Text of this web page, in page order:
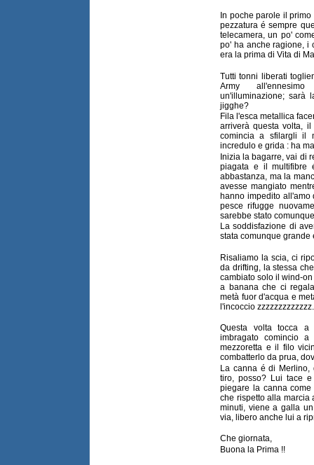
In poche parole il
pezzatura é sempre
telecamera, un po'
po' ha anche ragione, i
era la prima di Vita di
Tutti tonni liberati
Army
un'illuminazione; sarà
jigghe?
Fila l'esca metallica
arriverà questa volta,
comincia a sfilargli il
incredulo e grida : ha
Inizia la bagarre, vai di
piagata e il multifibre
abbastanza, ma la
avesse mangiato
hanno impedito
pesce rifugge
sarebbe stato
La soddisfazione di
stata comunque grande
Risaliamo la scia, ci
da drifting, la stessa
cambiato solo il wind-
a banana che ci
metà fuor d'acqua e
l'incoccio
Questa volta tocca
imbragato comincio
mezzoretta e il filo
combatterlo da prua,
La canna é di Merlino,
tiro, posso? Lui tace
piegare la canna
che rispetto alla marcia
minuti, viene a galla
via, libero anche lui a
Che giornata,
Buona la Prima !!